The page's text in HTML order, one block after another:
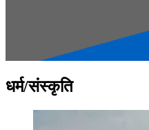
धर्म/संस्कृति